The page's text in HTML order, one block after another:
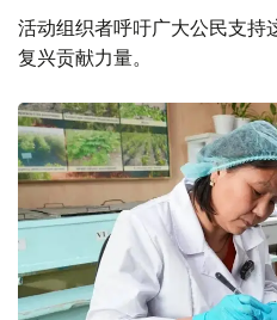
活动组织者呼吁广大公民支持
复兴贡献力量。